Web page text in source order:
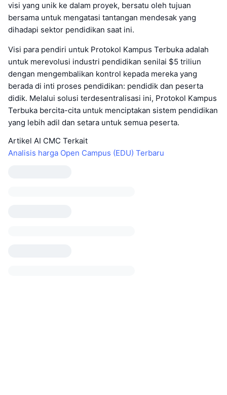
visi yang unik ke dalam proyek, bersatu oleh tujuan
bersama untuk mengatasi tantangan mendesak yang
dihadapi sektor pendidikan saat ini.
Visi para pendiri untuk Protokol Kampus Terbuka adalah
untuk merevolusi industri pendidikan senilai $5 triliun
dengan mengembalikan kontrol kepada mereka yang
berada di inti proses pendidikan: pendidik dan peserta
didik. Melalui solusi terdesentralisasi ini, Protokol Kampus
Terbuka bercita-cita untuk menciptakan sistem pendidikan
yang lebih adil dan setara untuk semua peserta.
Artikel AI CMC Terkait
Analisis harga Open Campus (EDU) Terbaru